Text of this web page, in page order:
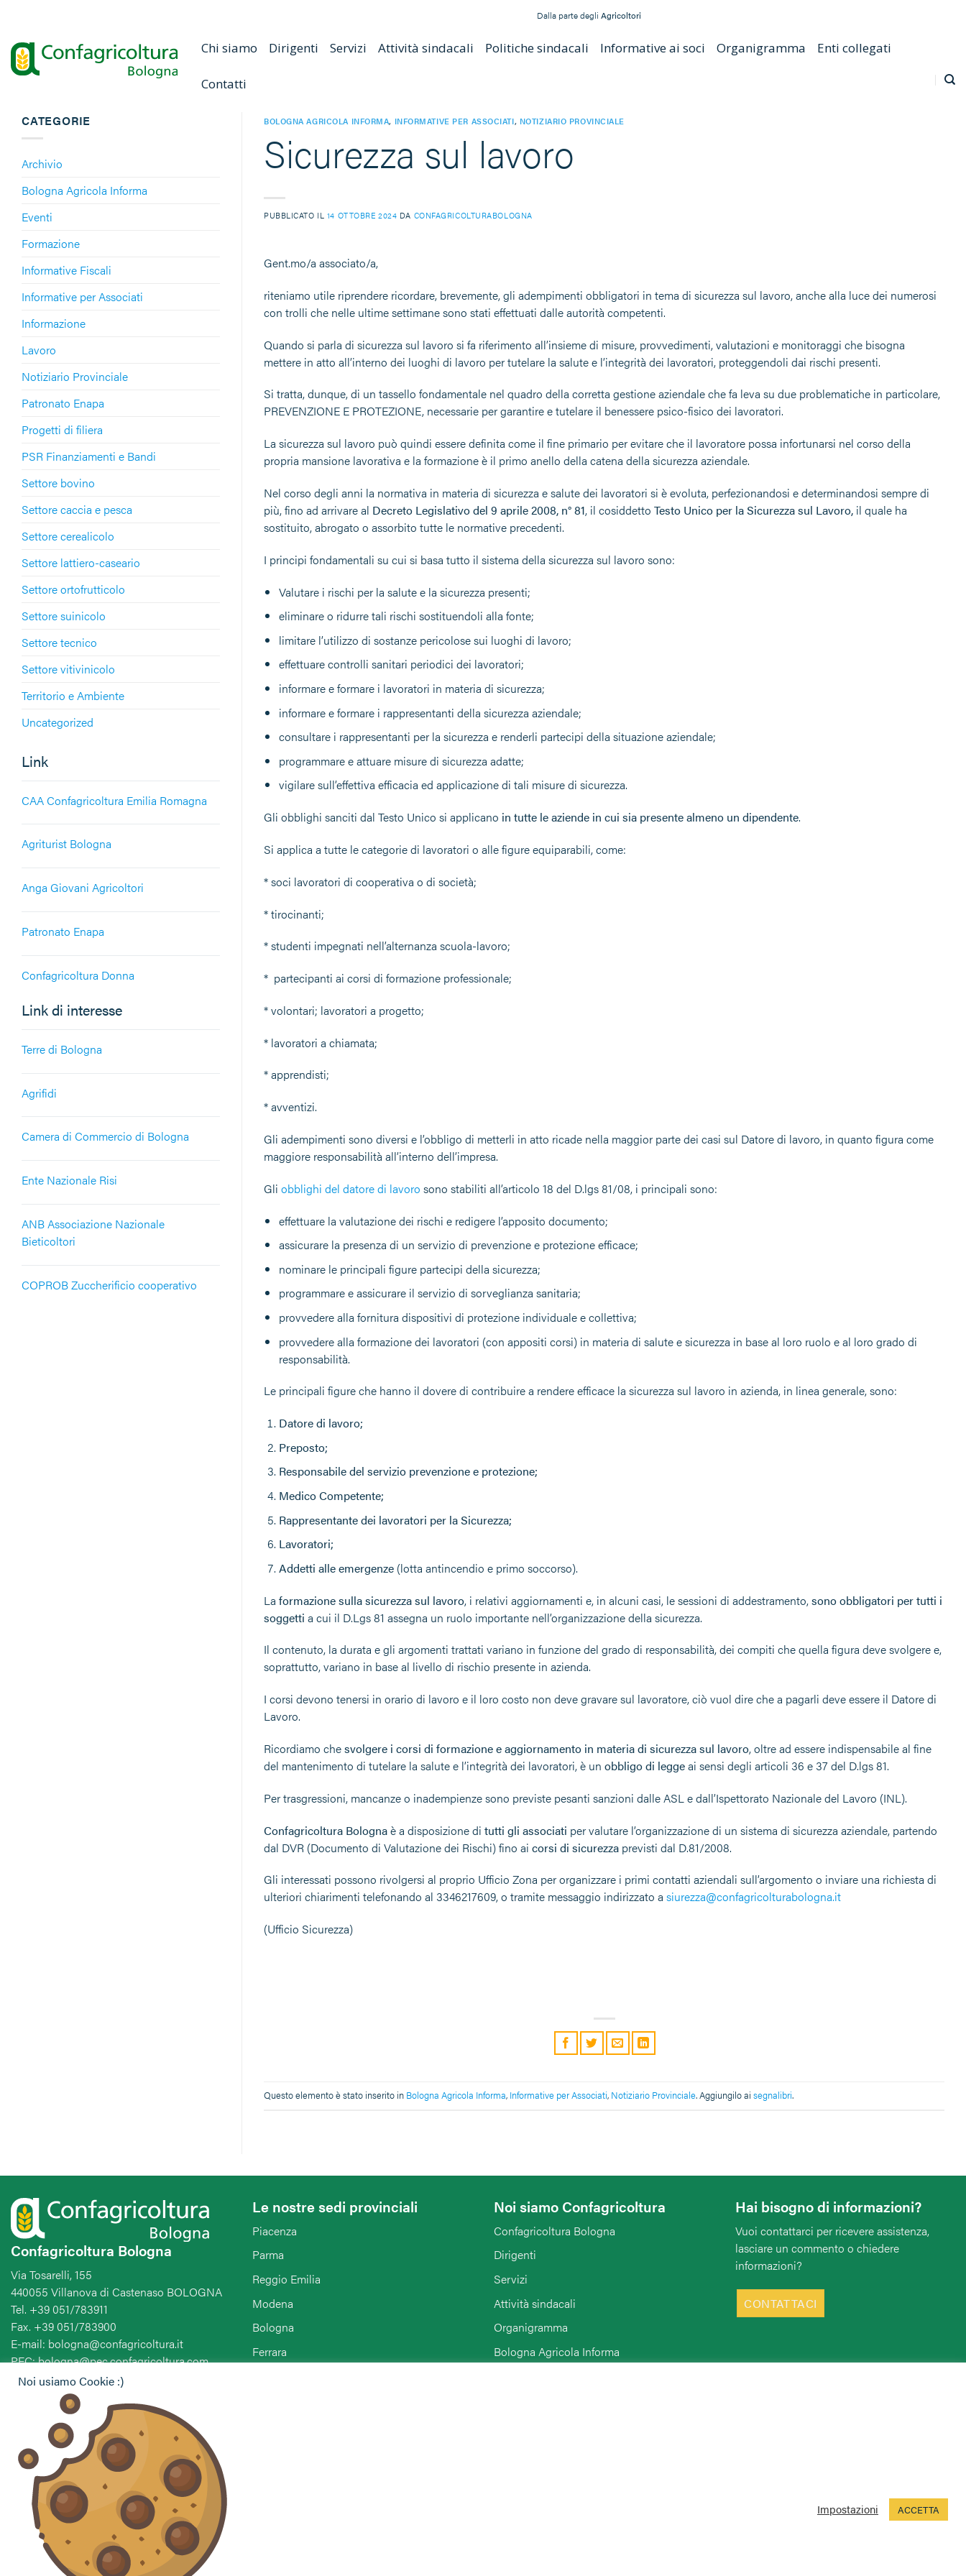
contenuti
Dalla parte degli Agricoltori
Chi siamo Dirigenti Servizi Attività sindacali Politiche sindacali Informative ai soci Organigramma Enti collegati
Contatti
CATEGORIE
Archivio
Bologna Agricola Informa
Eventi
Formazione
Informative Fiscali
Informative per Associati
Informazione
Lavoro
Notiziario Provinciale
Patronato Enapa
Progetti di filiera
PSR Finanziamenti e Bandi
Settore bovino
Settore caccia e pesca
Settore cerealicolo
Settore lattiero-caseario
Settore ortofrutticolo
Settore suinicolo
Settore tecnico
Settore vitivinicolo
Territorio e Ambiente
Uncategorized
Link
CAA Confagricoltura Emilia Romagna
Agriturist Bologna
Anga Giovani Agricoltori
Patronato Enapa
Confagricoltura Donna
Link di interesse
Terre di Bologna
Agrifidi
Camera di Commercio di Bologna
Ente Nazionale Risi
ANB Associazione Nazionale
Bieticoltori
COPROB Zuccherificio cooperativo
BOLOGNA AGRICOLA INFORMA, INFORMATIVE PER ASSOCIATI, NOTIZIARIO PROVINCIALE
Sicurezza sul lavoro
PUBBLICATO IL 14 OTTOBRE 2024 DA CONFAGRICOLTURABOLOGNA
Gent.mo/a associato/a,
riteniamo utile riprendere ricordare, brevemente, gli adempimenti obbligatori in tema di sicurezza sul lavoro, anche alla luce dei numerosi
con trolli che nelle ultime settimane sono stati effettuati dalle autorità competenti.
Quando si parla di sicurezza sul lavoro si fa riferimento all’insieme di misure, provvedimenti, valutazioni e monitoraggi che bisogna
mettere in atto all’interno dei luoghi di lavoro per tutelare la salute e l’integrità dei lavoratori, proteggendoli dai rischi presenti.
Si tratta, dunque, di un tassello fondamentale nel quadro della corretta gestione aziendale che fa leva su due problematiche in particolare,
PREVENZIONE E PROTEZIONE, necessarie per garantire e tutelare il benessere psico-fisico dei lavoratori.
La sicurezza sul lavoro può quindi essere definita come il fine primario per evitare che il lavoratore possa infortunarsi nel corso della
propria mansione lavorativa e la formazione è il primo anello della catena della sicurezza aziendale.
Nel corso degli anni la normativa in materia di sicurezza e salute dei lavoratori si è evoluta, perfezionandosi e determinandosi sempre di
più, fino ad arrivare al Decreto Legislativo del 9 aprile 2008, n° 81, il cosiddetto Testo Unico per la Sicurezza sul Lavoro, il quale ha
sostituito, abrogato o assorbito tutte le normative precedenti.
I principi fondamentali su cui si basa tutto il sistema della sicurezza sul lavoro sono:
Valutare i rischi per la salute e la sicurezza presenti;
eliminare o ridurre tali rischi sostituendoli alla fonte;
limitare l’utilizzo di sostanze pericolose sui luoghi di lavoro;
effettuare controlli sanitari periodici dei lavoratori;
informare e formare i lavoratori in materia di sicurezza;
informare e formare i rappresentanti della sicurezza aziendale;
consultare i rappresentanti per la sicurezza e renderli partecipi della situazione aziendale;
programmare e attuare misure di sicurezza adatte;
vigilare sull’effettiva efficacia ed applicazione di tali misure di sicurezza.
Gli obblighi sanciti dal Testo Unico si applicano in tutte le aziende in cui sia presente almeno un dipendente.
Si applica a tutte le categorie di lavoratori o alle figure equiparabili, come:
* soci lavoratori di cooperativa o di società;
* tirocinanti;
* studenti impegnati nell’alternanza scuola-lavoro;
* partecipanti ai corsi di formazione professionale;
* volontari; lavoratori a progetto;
* lavoratori a chiamata;
* apprendisti;
* avventizi.
Gli adempimenti sono diversi e l’obbligo di metterli in atto ricade nella maggior parte dei casi sul Datore di lavoro, in quanto figura come
maggiore responsabilità all’interno dell’impresa.
Gli obblighi del datore di lavoro sono stabiliti all’articolo 18 del D.lgs 81/08, i principali sono:
effettuare la valutazione dei rischi e redigere l’apposito documento;
assicurare la presenza di un servizio di prevenzione e protezione efficace;
nominare le principali figure partecipi della sicurezza;
programmare e assicurare il servizio di sorveglianza sanitaria;
provvedere alla fornitura dispositivi di protezione individuale e collettiva;
provvedere alla formazione dei lavoratori (con appositi corsi) in materia di salute e sicurezza in base al loro ruolo e al loro grado di
responsabilità.
Le principali figure che hanno il dovere di contribuire a rendere efficace la sicurezza sul lavoro in azienda, in linea generale, sono:
Datore di lavoro;
Preposto;
Responsabile del servizio prevenzione e protezione;
Medico Competente;
Rappresentante dei lavoratori per la Sicurezza;
Lavoratori;
Addetti alle emergenze(lotta antincendio e primo soccorso).
La formazione sulla sicurezza sul lavoro, i relativi aggiornamenti e, in alcuni casi, le sessioni di addestramento,sono obbligatori per tutti i
soggetti a cui il D.Lgs 81 assegna un ruolo importante nell’organizzazione della sicurezza.
Il contenuto, la durata e gli argomenti trattati variano in funzione del grado di responsabilità, dei compiti che quella figura deve svolgere e,
soprattutto, variano in base al livello di rischio presente in azienda.
I corsi devono tenersi in orario di lavoro e il loro costo non deve gravare sul lavoratore, ciò vuol dire che a pagarli deve essere il Datore di
Lavoro.
Ricordiamo chesvolgere i corsi di formazione e aggiornamento in materia di sicurezza sul lavoro, oltre ad essere indispensabile al fine
del mantenimento di tutelare la salute e l’integrità dei lavoratori, è un obbligo di leggeai sensi degli articoli 36 e 37 del D.lgs 81.
Per trasgressioni, mancanze o inadempienze sono previste pesanti sanzioni dalle ASL e dall’Ispettorato Nazionale del Lavoro (INL).
Confagricoltura Bolognaè a disposizione di tutti gli associati per valutare l’organizzazione di un sistema di sicurezza aziendale, partendo
dal DVR (Documento di Valutazione dei Rischi) fino ai corsi di sicurezza previsti dal D.81/2008.
Gli interessati possono rivolgersi al proprio Ufficio Zona per organizzare i primi contatti aziendali sull’argomento o inviare una richiesta di
ulteriori chiarimenti telefonando al 3346217609, o tramite messaggio indirizzato a siurezza@confagricolturabologna.it
(Ufficio Sicurezza)
Questo elemento è stato inserito in Bologna Agricola Informa, Informative per Associati, Notiziario Provinciale. Aggiungilo ai segnalibri.
Confagricoltura Bologna
Via Tosarelli, 155
440055 Villanova di Castenaso BOLOGNA
Tel. +39 051/783911
Fax. +39 051/783900
E-mail: bologna@confagricoltura.it
PEC: bologna@pec.confagricoltura.com
Le nostre sedi provinciali
Piacenza
Parma
Reggio Emilia
Modena
Bologna
Ferrara
Noi siamo Confagricoltura
Confagricoltura Bologna
Dirigenti
Servizi
Attività sindacali
Organigramma
Bologna Agricola Informa
Hai bisogno di informazioni?
Vuoi contattarci per ricevere assistenza,
lasciare un commento o chiedere
informazioni?
CONTATTACI
Seguici sui social
Noi usiamo Cookie :)
Impostazioni ACCETTA